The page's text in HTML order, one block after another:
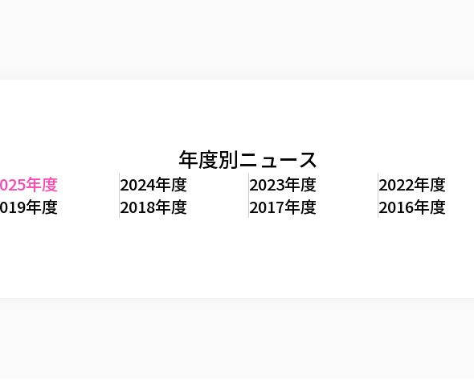
年度別ニュース
年度 2024年度 2023年度
2022年度
年度 2018年度 2017年度 2016年度